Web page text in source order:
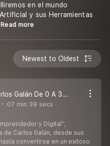
en el mundo
y sus Herramientas
more
Newest to Oldest
Caso De Éxito: Carlos Galán De 0 A 30 Viviendas en alquiler y más de 20.000 € de renta mensual
07 min 39 secs
y Digital'',
de Carlos Galán, desde sus
convertirse en un exitoso